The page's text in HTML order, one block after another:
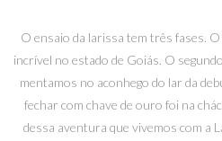
O ensaio da larissa tem três fases.
incrível no estado de Goiás. O
mentamos no aconhego do lar da
fechar com chave de ouro foi na
dessa aventura que vivemos com a